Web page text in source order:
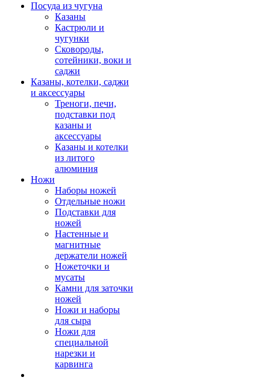
Посуда из чугуна
Казаны
Кастрюли и
чугунки
Сковороды,
сотейники, воки и
саджи
Казаны, котелки, саджи
и аксессуары
Треноги, печи,
подставки под
казаны и
аксессуары
Казаны и котелки
из литого
алюминия
Ножи
Наборы ножей
Отдельные ножи
Подставки для
ножей
Настенные и
магнитные
держатели ножей
Ножеточки и
мусаты
Камни для заточки
ножей
Ножи и наборы
для сыра
Ножи для
специальной
нарезки и
карвинга